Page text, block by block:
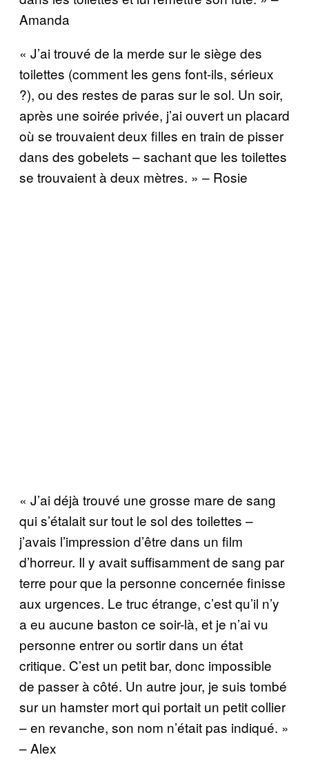
Amanda
« J’ai trouvé de la merde sur le siège des
toilettes (comment les gens font-ils, sérieux
?), ou des restes de paras sur le sol. Un soir,
après une soirée privée, j’ai ouvert un placard
où se trouvaient deux filles en train de pisser
dans des gobelets – sachant que les toilettes
se trouvaient à deux mètres. » – Rosie
« J’ai déjà trouvé une grosse mare de sang
qui s’étalait sur tout le sol des toilettes –
j’avais l’impression d’être dans un film
d’horreur. Il y avait suffisamment de sang par
terre pour que la personne concernée finisse
aux urgences. Le truc étrange, c’est qu’il n’y
a eu aucune baston ce soir-là, et je n’ai vu
personne entrer ou sortir dans un état
critique. C’est un petit bar, donc impossible
de passer à côté. Un autre jour, je suis tombé
sur un hamster mort qui portait un petit collier
– en revanche, son nom n’était pas indiqué. »
– Alex